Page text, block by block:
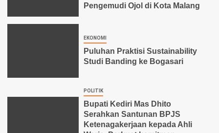
Pengemudi Ojol di Kota Malang
EKONOMI
Puluhan Praktisi Sustainability
Studi Banding ke Bogasari
POLITIK
Bupati Kediri Mas Dhito
Serahkan Santunan BPJS
Ketenagakerjaan kepada Ahli